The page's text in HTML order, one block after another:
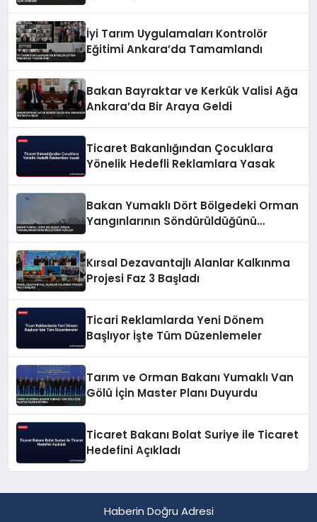
İyi Tarım Uygulamaları Kontrolör
Eğitimi Ankara’da Tamamlandı
Bakan Bayraktar ve Kerkük Valisi Ağa
Ankara’da Bir Araya Geldi
Ticaret Bakanlığından Çocuklara
Yönelik Hedefli Reklamlara Yasak
Bakan Yumaklı Dört Bölgedeki Orman
Yangınlarının Söndürüldüğünü
Kırsal Dezavantajlı Alanlar Kalkınma
Projesi Faz 3 Başladı
Ticari Reklamlarda Yeni Dönem
Başlıyor İşte Tüm Düzenlemeler
Tarım ve Orman Bakanı Yumaklı Van
Gölü İçin Master Planı Duyurdu
Ticaret Bakanı Bolat Suriye ile Ticaret
Hedefini Açıkladı
Haberin Doğru Adresi